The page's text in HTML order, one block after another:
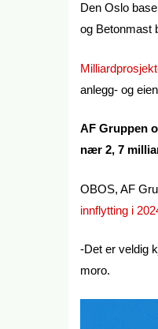
Den Oslo
og Betonmast
anlegg- og
AF Gruppen
nær 2, 7
OBOS, AF
innflytting i
-Det er veldig
moro.